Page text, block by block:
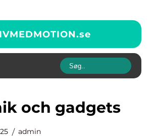
se
och gadgets
admin